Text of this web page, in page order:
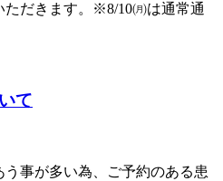
ただきます。※8/10㈪は通常通
て
事が多い為、ご予約のある患